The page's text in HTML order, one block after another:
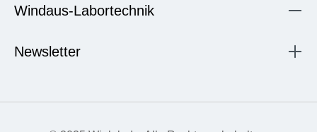
Windaus-Labortechnik
Newsletter